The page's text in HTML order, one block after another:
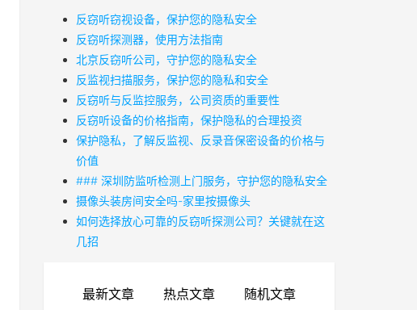
反窃听窃视设备，保护您的隐私安全
反窃听探测器，使用方法指南
北京反窃听公司，守护您的隐私安全
反监视扫描服务，保护您的隐私和安全
反窃听与反监控服务，公司资质的重要性
反窃听设备的价格指南，保护隐私的合理投资
保护隐私，了解反监视、反录音保密设备的价格与
价值
### 深圳防监听检测上门服务，守护您的隐私安全
摄像头装房间安全吗-家里按摄像头
如何选择放心可靠的反窃听探测公司？关键就在这
几招
最新文章 热点文章 随机文章